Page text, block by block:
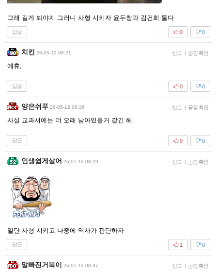
그래 길게 봐야지 그러니 사형 시키자 윤두창과 김건희 둘다
답글 0
0
치킨 26-05-12 08:21 신고 공감 확인
에휴;
답글 0
0
양은쉬푸 26-05-12 08:26 신고 공감 확인
사실 교과서에는 더 오래 남아있을거 같긴 해
답글 0
0
인생쉽게살어 26-05-12 08:29 신고 공감 확인
일단 사형 시키고 나중에 역사가 판단하자
답글 0
1
알빠진거북이 26-05-12 08:37 신고 공감 확인